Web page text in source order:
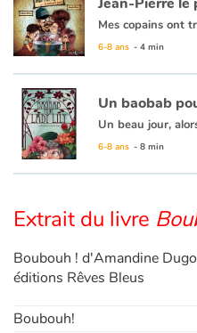
Apprendre les langues
Dyslexie, troubles de la lecture
Nos listes de lecture
Les plus lus
Coups de coeur
6-8 ans - 4 min
Un baobab
6-8 ans - 8 min
Extrait du livre
Boubouh ! d'Amandine
éditions Rêves Bleus
Boubouh!